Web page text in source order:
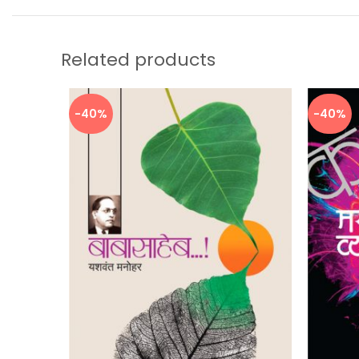
Related products
-40% -40%